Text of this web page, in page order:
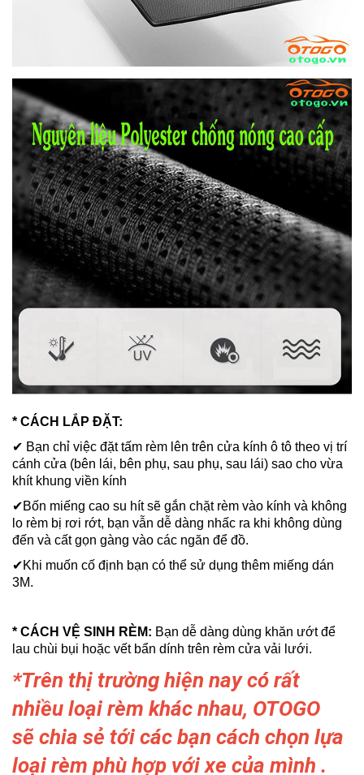
* CÁCH LẮP ĐẶT:
✔ Bạn chỉ việc đặt tấm rèm lên trên cửa kính ô tô theo vị trí
cánh cửa (bên lái, bên phụ, sau phụ, sau lái) sao cho vừa
khít khung viền kính
✔Bốn miếng cao su hít sẽ gắn chặt rèm vào kính và không
lo rèm bị rơi rớt, bạn vẫn dễ dàng nhấc ra khi không dùng
đến và cất gọn gàng vào các ngăn để đồ.
✔Khi muốn cố định bạn có thể sử dụng thêm miếng dán
3M.
* CÁCH VỆ SINH RÈM: Bạn dễ dàng dùng khăn ướt để
lau chùi bụi hoặc vết bẩn dính trên rèm cửa vải lưới.
*Trên thị trường hiện nay có rất
nhiều loại rèm khác nhau, OTOGO
sẽ chia sẻ tới các bạn cách chọn lựa
loại rèm phù hợp với xe của mình .